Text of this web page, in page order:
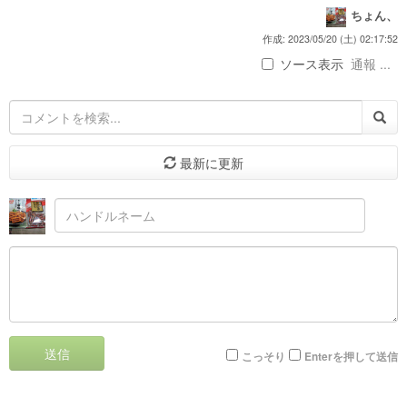
ちょん、
作成: 2023/05/20 (土) 02:17:52
ソース表示 通報 ...
最新に更新
送信 こっそり Enterを押して送信